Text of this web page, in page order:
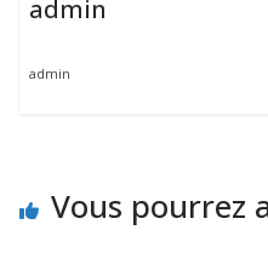
admin
admin
Vous pourrez